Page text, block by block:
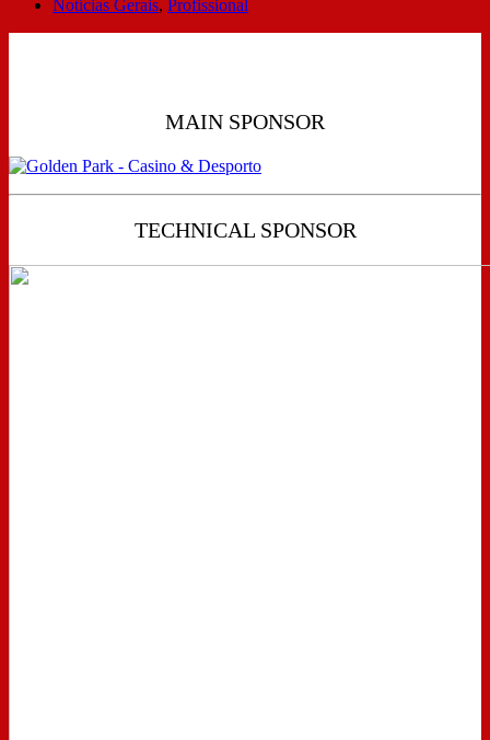
Notícias Gerais, Profissional
MAIN SPONSOR
TECHNICAL SPONSOR